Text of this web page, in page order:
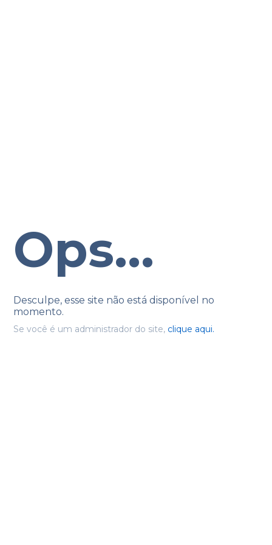
Ops...
Desculpe, esse site não está disponível no
momento.
Se você é um administrador do site, clique aqui.